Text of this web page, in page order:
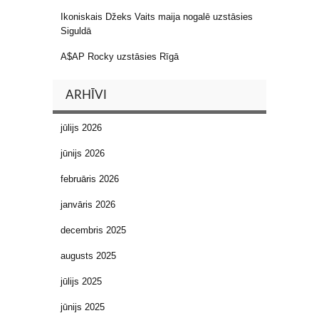
Ikoniskais Džeks Vaits maija nogalē uzstāsies
Siguldā
A$AP Rocky uzstāsies Rīgā
ARHĪVI
jūlijs 2026
jūnijs 2026
februāris 2026
janvāris 2026
decembris 2025
augusts 2025
jūlijs 2025
jūnijs 2025